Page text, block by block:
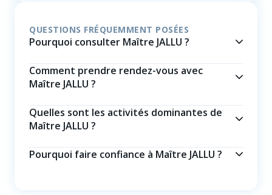
QUESTIONS FRÉQUEMMENT POSÉES
Pourquoi consulter Maître JALLU ?
Comment prendre rendez-vous avec
Maître JALLU ?
Quelles sont les activités dominantes de
Maître JALLU ?
Pourquoi faire confiance à Maître JALLU ?